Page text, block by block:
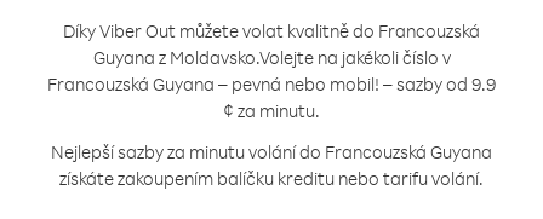
Díky Viber Out můžete volat kvalitně do Francouzská
Guyana z Moldavsko.Volejte na jakékoli číslo v
Francouzská Guyana – pevná nebo mobil! – sazby od 9.9
¢ za minutu.
Nejlepší sazby za minutu volání do Francouzská Guyana
získáte zakoupením balíčku kreditu nebo tarifu volání.